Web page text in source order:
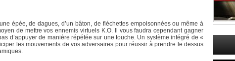
épée, de dagues, d’un bâton, de fléchettes empoisonnées ou même à
de mettre vos ennemis virtuels K.O. Il vous faudra cependant gagner
d’appuyer de manière répétée sur une touche. Un système intégré de «
les mouvements de vos adversaires pour réussir à prendre le dessus